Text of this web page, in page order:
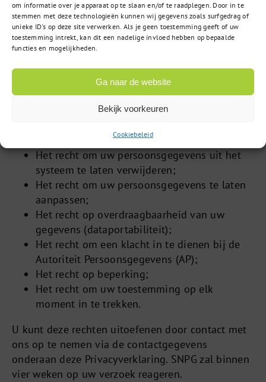
om informatie over je apparaat op te slaan en/of te raadplegen. Door in te
stemmen met deze technologieën kunnen wij gegevens zoals surfgedrag of
unieke ID's op deze site verwerken. Als je geen toestemming geeft of uw
toestemming intrekt, kan dit een nadelige invloed hebben op bepaalde
functies en mogelijkheden.
Ga naar de website
Bekijk voorkeuren
Cookiebeleid
Door de verwijdering van de accounts worden uw
persoonsgegevens ook verwijderd en dus niet
langer door ons bewaard of anderszins verwerkt.
Uw rechten omtrent uw persoonsgegevens
U heeft een aantal rechten:
Het recht om uw persoonsgegevens uit het
systeem te laten verwijderen;
Het recht om uw persoonsgegevens te laten
aanpassen;
Het recht op overdraagbaarheid van uw
gegevens (dataportabiliteit);
Het recht om een klacht in te dienen bij de
Autoriteit Persoonsgegevens (AP);
Het recht op beperking;
Het recht om uw toestemming op elk
moment in te trekken.
U kunt deze rechten uitoefenen door contact met
ons op te nemen via de contactgegevens
onderaan deze Privacyverklaring. SNPG zal binnen
vier weken op uw verzoek reageren.